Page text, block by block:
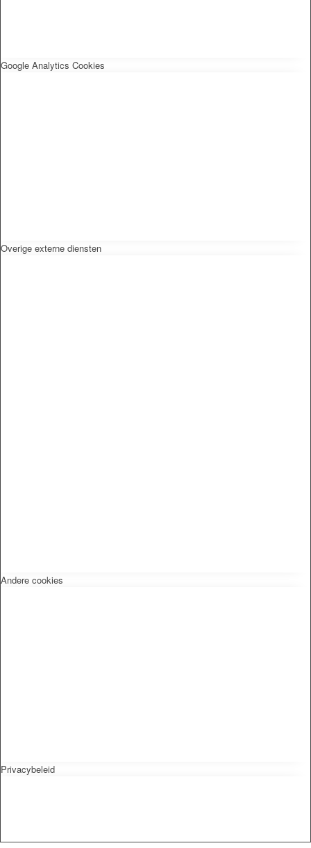
Google Analytics Cookies
Overige externe diensten
Andere cookies
Privacybeleid